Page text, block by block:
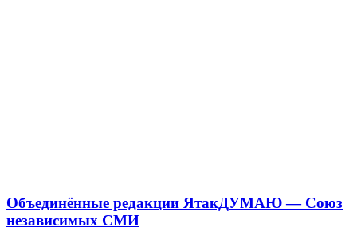
Объединённые редакции ЯтакДУМАЮ — Союз
независимых СМИ